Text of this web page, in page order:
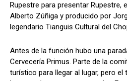
Rupestre para presentar Rupestre,
Alberto Zúñiga y producido por
legendario Tianguis Cultural del
Antes de la función hubo una
Cervecería Primus. Parte de la
turístico para llegar al lugar, pero el